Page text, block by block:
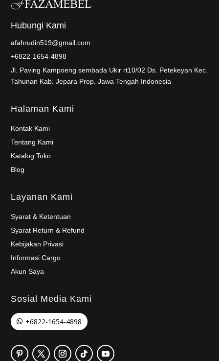
Hubungi Kami
afahrudin519@gmail.com
+6822-1654-4898
Jl. Paving Kampoeng sembada Ukir rt10/02 Ds. Petekeyan Kec.
Tahunan Kab. Jepara Prop. Jawa Tengah Indonesia
Halaman Kami
Kontak Kami
Tentang Kami
Katalog Toko
Blog
Layanan Kami
Syarat & Ketentuan
Syarat Return & Refund
Kebijakan Privasi
Informasi Cargo
Akun Saya
Sosial Media Kami
+6822-1654-4898